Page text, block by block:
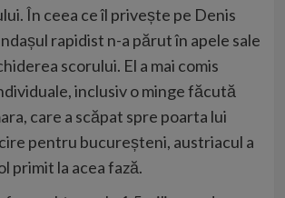
În ceea ce îl privește pe Denis
rapidist n-a părut în apele sale
scorului. El a mai comis
inclusiv o minge făcută
care a scăpat spre poarta lui
pentru bucureșteni, austriacul a
primit la acea fază.